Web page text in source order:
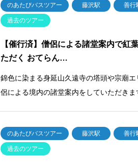
のあたびバスツアー 藤沢駅 善行
過去のツアー
【催行済】僧侶による諸堂案内で紅
ただく おてらん…
錦色に染まる身延山久遠寺の塔頭や宗廟
侶による境内の諸堂案内をしていただきま
のあたびバスツアー 藤沢駅 善行
過去のツアー